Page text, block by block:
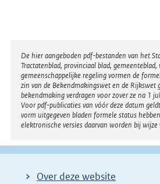
Disclaimer
De hier aangeboden pdf-bestanden van het
Tractatenblad, provinciaal blad,
gemeenschappelijke regeling vormen de
zin van de Bekendmakingswet en de Rijkswet
bekendmaking verdragen voor zover ze na 1
Voor pdf-publicaties van vóór deze datum
vorm uitgegeven bladen formele status
elektronische versies daarvan worden bij wijze
Over deze website